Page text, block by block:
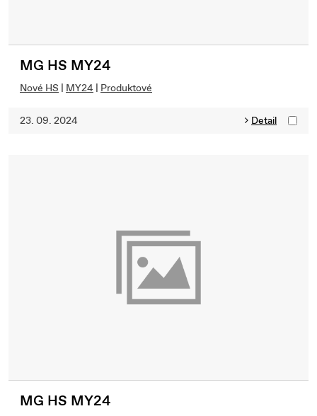
MG HS MY24
Nové HS | MY24 | Produktové
23. 09. 2024 Detail
MG HS MY24